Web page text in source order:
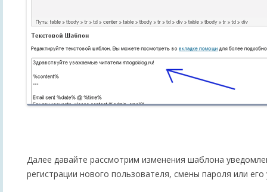
Далее давайте рассмотрим изменения шаблона
регистрации нового пользователя, смены пароля или его